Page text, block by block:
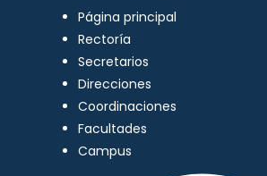
Página principal
Rectoría
Secretarios
Direcciones
Coordinaciones
Facultades
Campus